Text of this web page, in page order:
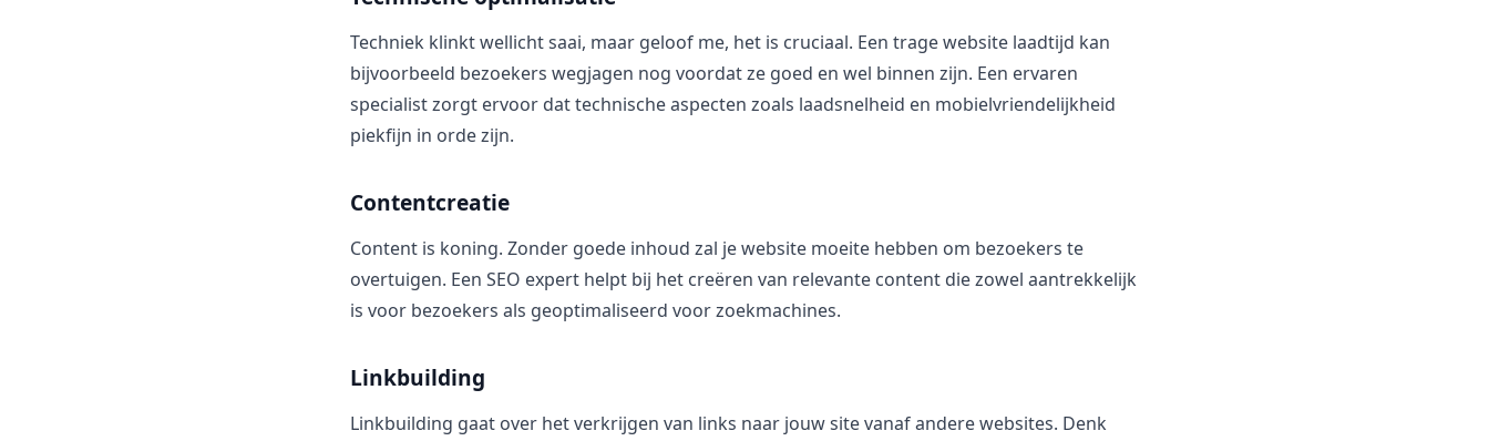
Techniek klinkt wellicht saai, maar geloof me, het is cruciaal. Een trage website laadtijd kan
bijvoorbeeld bezoekers wegjagen nog voordat ze goed en wel binnen zijn. Een ervaren
specialist zorgt ervoor dat technische aspecten zoals laadsnelheid en mobielvriendelijkheid
piekfijn in orde zijn.
Contentcreatie
Content is koning. Zonder goede inhoud zal je website moeite hebben om bezoekers te
overtuigen. Een SEO expert helpt bij het creëren van relevante content die zowel aantrekkelijk
is voor bezoekers als geoptimaliseerd voor zoekmachines.
Linkbuilding
Linkbuilding gaat over het verkrijgen van links naar jouw site vanaf andere websites. Denk